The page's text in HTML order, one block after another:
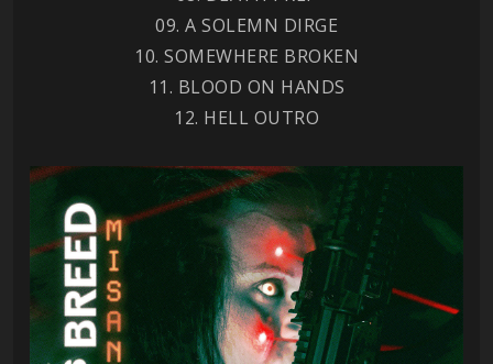
09. A SOLEMN DIRGE
10. SOMEWHERE BROKEN
11. BLOOD ON HANDS
12. HELL OUTRO